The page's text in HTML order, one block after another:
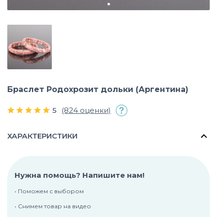
Браслет Родохрозит дольки (Аргентина)
5 (824 оценки)
ХАРАКТЕРИСТИКИ
Нужна помощь? Напишите нам!
• Поможем с выбором
• Снимем товар на видео